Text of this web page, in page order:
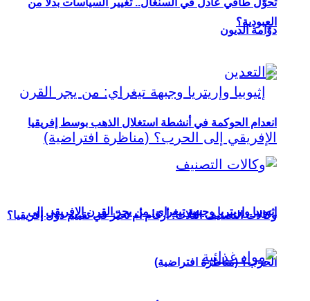
العبودية؟
إثيوبيا وإريتريا وجبهة تيغراي: من يجر القرن الإفريقي إلى
الحرب؟ (مناظرة افتراضية)
تحوُّل طاقي عادل في السنغال.. تغيير السياسات بدلاً من
دوّامة الديون
انعدام الحوكمة في أنشطة استغلال الذهب بوسط إفريقيا
وكالات التصنيف الثلاث: أرقام أم تحيّز في تقييم دول إفريقيا؟